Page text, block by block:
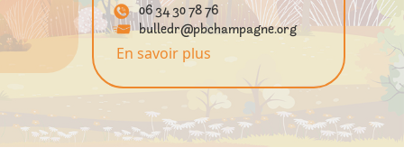
06 34 30 78 76
bulledr@pbchampagne.org
En savoir plus